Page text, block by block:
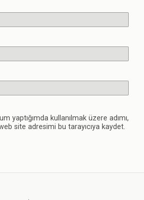
yaptığımda kullanılmak üzere adımı,
site adresimi bu tarayıcıya kaydet.